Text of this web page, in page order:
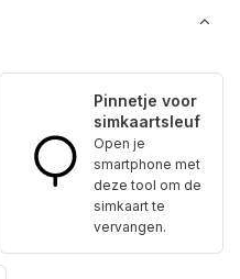
Pinnetje voor
simkaartsleuf
Open je
smartphone met
deze tool om de
simkaart te
vervangen.